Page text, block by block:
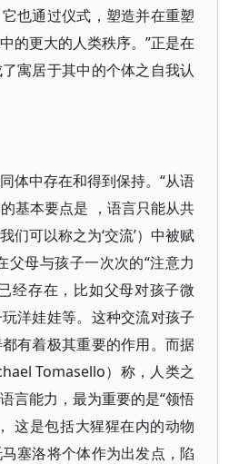
也通过仪式，塑造并在重塑
的更大的人类秩序。”正是在
寓居于其中的个体之自我认
体中存在和得到保持。“从语
基本要点是 ，语言只能从共
们可以称之为‘交流’）中被赋
父母与孩子一次次的“注意力
经存在，比如父母对孩子微
洋娃娃等。这种交流对孩子
有着极其重要的作用。而据
Tomasello）称，人类之
言能力，最为重要的是“领悟
这是包括大猩猩在内的动物
塞洛将个体作为出发点，陷